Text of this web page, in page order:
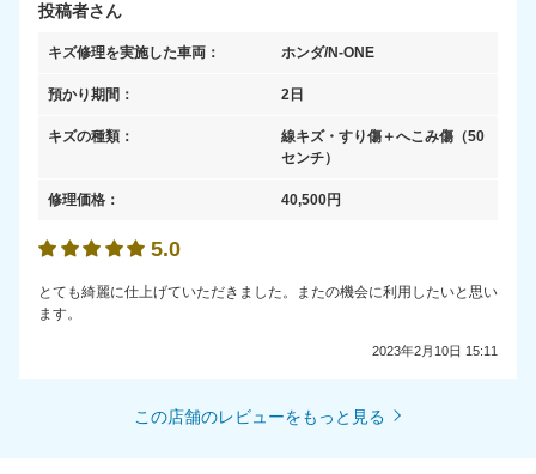
投稿者さん
キズ修理を実施した車両： ホンダ/N-ONE
預かり期間： 2日
キズの種類： 線キズ・すり傷＋へこみ傷 （50
センチ）
修理価格： 40,500円
5.0
とても綺麗に仕上げていただきました。またの機会に利用したいと思い
ます。
2023年2月10日 15:11
この店舗のレビューをもっと見る